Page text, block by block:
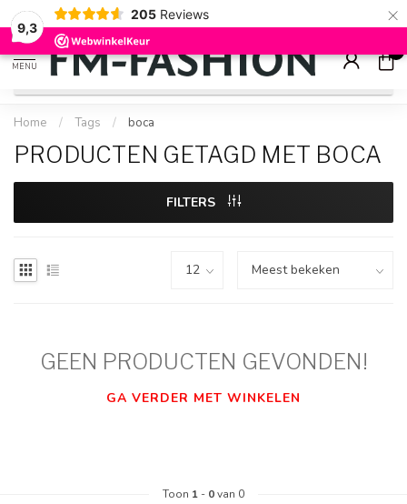
9,3
205 Reviews ×
Check onzesale artikelenvoor flinke kortingen
MENU
0
Home / Tags / boca
PRODUCTEN GETAGD MET BOCA
FILTERS
GEEN PRODUCTEN GEVONDEN!
GA VERDER MET WINKELEN
Toon 1 - 0van 0